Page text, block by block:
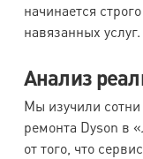
начинается
навязанных услуг.
Анализ
Мы изучили
ремонта Dyson в
от того, что